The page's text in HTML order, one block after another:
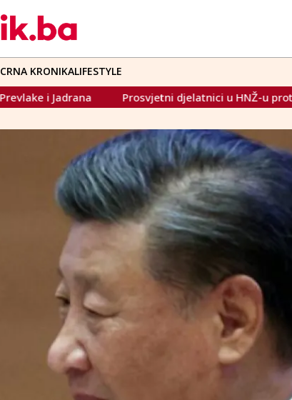
CRNA KRONIKALIFESTYLE
Prosvjetni djelatnici u HNŽ-u protiv zaključivanja ocjena